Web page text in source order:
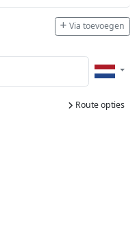
Via toevoegen
Route opties